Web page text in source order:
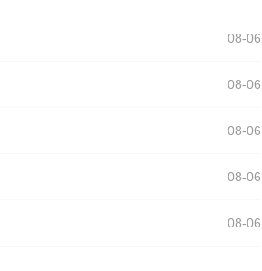
08-06
08-06
08-06
08-06
08-06